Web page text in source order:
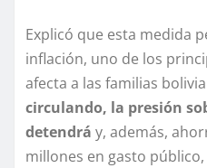
Explicó que esta medida
inflación, uno de los
afecta a las familias
circulando, la presión
detendrá y, además,
millones en gasto